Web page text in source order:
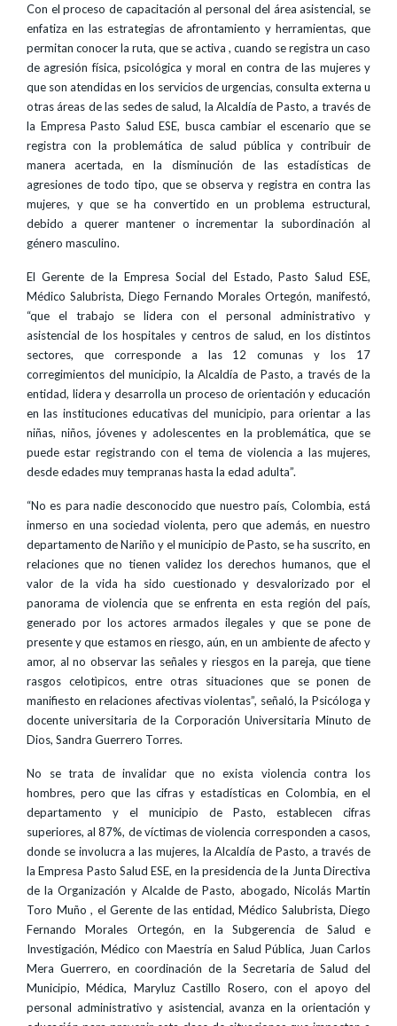
Con el proceso de capacitación al personal del área asistencial, se
enfatiza en las estrategias de afrontamiento y herramientas, que
permitan conocer la ruta, que se activa , cuando se registra un caso
de agresión física, psicológica y moral en contra de las mujeres y
que son atendidas en los servicios de urgencias, consulta externa u
otras áreas de las sedes de salud, la Alcaldía de Pasto, a través de
la Empresa Pasto Salud ESE, busca cambiar el escenario que se
registra con la problemática de salud pública y contribuir de
manera acertada, en la disminución de las estadísticas de
agresiones de todo tipo, que se observa y registra en contra las
mujeres, y que se ha convertido en un problema estructural,
debido a querer mantener o incrementar la subordinación al
género masculino.
El Gerente de la Empresa Social del Estado, Pasto Salud ESE,
Médico Salubrista, Diego Fernando Morales Ortegón, manifestó,
“que el trabajo se lidera con el personal administrativo y
asistencial de los hospitales y centros de salud, en los distintos
sectores, que corresponde a las 12 comunas y los 17
corregimientos del municipio, la Alcaldía de Pasto, a través de la
entidad, lidera y desarrolla un proceso de orientación y educación
en las instituciones educativas del municipio, para orientar a las
niñas, niños, jóvenes y adolescentes en la problemática, que se
puede estar registrando con el tema de violencia a las mujeres,
desde edades muy tempranas hasta la edad adulta”.
“No es para nadie desconocido que nuestro país, Colombia, está
inmerso en una sociedad violenta, pero que además, en nuestro
departamento de Nariño y el municipio de Pasto, se ha suscrito, en
relaciones que no tienen validez los derechos humanos, que el
valor de la vida ha sido cuestionado y desvalorizado por el
panorama de violencia que se enfrenta en esta región del país,
generado por los actores armados ilegales y que se pone de
presente y que estamos en riesgo, aún, en un ambiente de afecto y
amor, al no observar las señales y riesgos en la pareja, que tiene
rasgos celotìpicos, entre otras situaciones que se ponen de
manifiesto en relaciones afectivas violentas”, señaló, la Psicóloga y
docente universitaria de la Corporación Universitaria Minuto de
Dios, Sandra Guerrero Torres.
No se trata de invalidar que no exista violencia contra los
hombres, pero que las cifras y estadísticas en Colombia, en el
departamento y el municipio de Pasto, establecen cifras
superiores, al 87%, de víctimas de violencia corresponden a casos,
donde se involucra a las mujeres, la Alcaldía de Pasto, a través de
la Empresa Pasto Salud ESE, en la presidencia de la Junta Directiva
de la Organización y Alcalde de Pasto, abogado, Nicolás Martin
Toro Muño , el Gerente de las entidad, Médico Salubrista, Diego
Fernando Morales Ortegón, en la Subgerencia de Salud e
Investigación, Médico con Maestría en Salud Pública, Juan Carlos
Mera Guerrero, en coordinación de la Secretaria de Salud del
Municipio, Médica, Maryluz Castillo Rosero, con el apoyo del
personal administrativo y asistencial, avanza en la orientación y